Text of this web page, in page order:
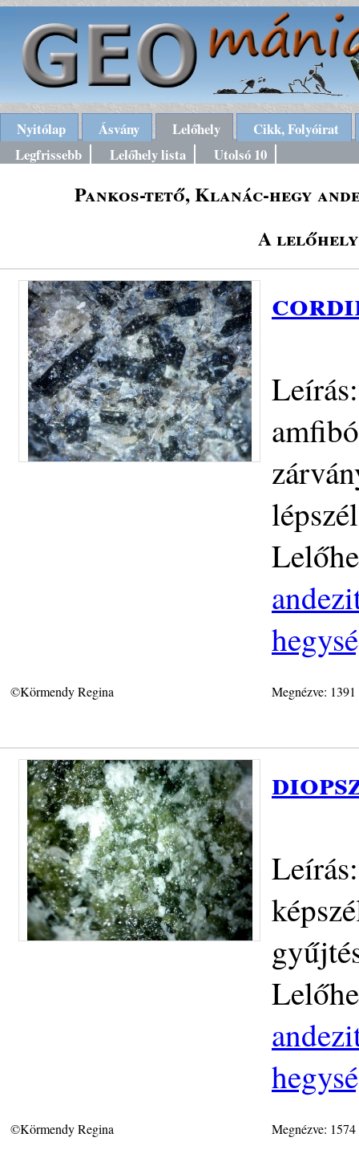
Nyitólap Ásvány Lelőhely
Cikk, Folyóirat
Legfrissebb
Lelőhely lista Utolsó 10
Pankos-tető, Klanác-hegy
A lelőhely
©Körmendy Regina Megnézve:
©Körmendy Regina Megnézve: